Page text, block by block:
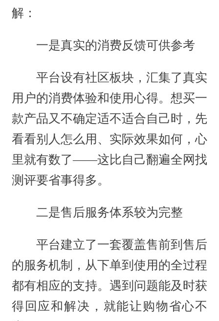
解：
一是真实的消费反馈可供参考
平台设有社区板块，汇集了真实
用户的消费体验和使用心得。想买一
款产品又不确定适不适合自己时，先
看看别人怎么用、实际效果如何，心
里就有数了——这比自己翻遍全网找
测评要省事得多。
二是售后服务体系较为完整
平台建立了一套覆盖售前到售后
的服务机制，从下单到使用的全过程
都有相应的支持。遇到问题能及时获
得回应和解决，就能让购物省心不